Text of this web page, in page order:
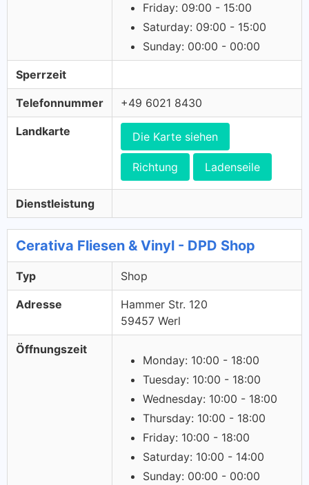
Friday: 09:00 - 15:00
Saturday: 09:00 - 15:00
Sunday: 00:00 - 00:00
Sperrzeit
Telefonnummer +49 6021 8430
Landkarte Die Karte siehen
Richtung Ladenseile
Dienstleistung
Cerativa Fliesen & Vinyl - DPD Shop
Typ Shop
Adresse
Hammer Str. 120
59457 Werl
Öffnungszeit
Monday: 10:00 - 18:00
Tuesday: 10:00 - 18:00
Wednesday: 10:00 - 18:00
Thursday: 10:00 - 18:00
Friday: 10:00 - 18:00
Saturday: 10:00 - 14:00
Sunday: 00:00 - 00:00